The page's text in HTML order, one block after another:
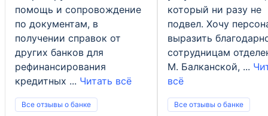
помощь и сопровождение
по документам, в
получении справок от
других банков для
рефинансирования
кредитных ... Читать всё
Все отзывы о банке
который ни разу не
подвел. Хочу
выразить
сотрудницам
М. Балканской, ...
всё
Все отзывы о банке